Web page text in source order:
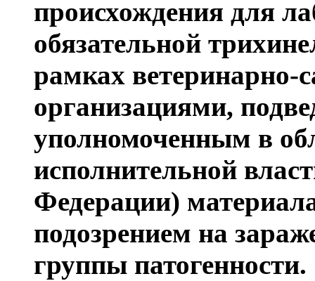
происхождения для
обязательной
рамках ветеринарно-
организациями,
уполномоченным в
исполнительной
Федерации)
подозрением на
группы патогенности.